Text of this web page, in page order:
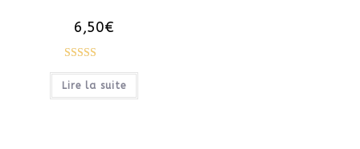
6,50€
Note5.00
sur 5
Lire la suite